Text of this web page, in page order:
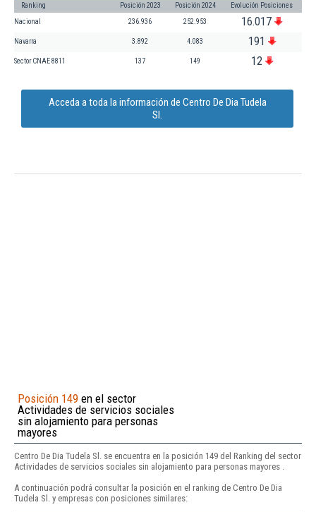
Ranking Posición 2023 Posición 2024 Evolución Posiciones
Nacional 236.936 252.953 16.017
Navarra 3.892 4.083 191
Sector CNAE 8811 137 149 12
Acceda a toda la información de Centro De Dia Tudela
Sl.
Posición 149 en el sector
Actividades de servicios sociales
sin alojamiento para personas
mayores
Centro De Dia Tudela Sl. se encuentra en la posición 149 del Ranking del sector
Actividades de servicios sociales sin alojamiento para personas mayores .
A continuación podrá consultar la posición en el ranking de Centro De Dia
Tudela Sl. y empresas con posiciones similares: